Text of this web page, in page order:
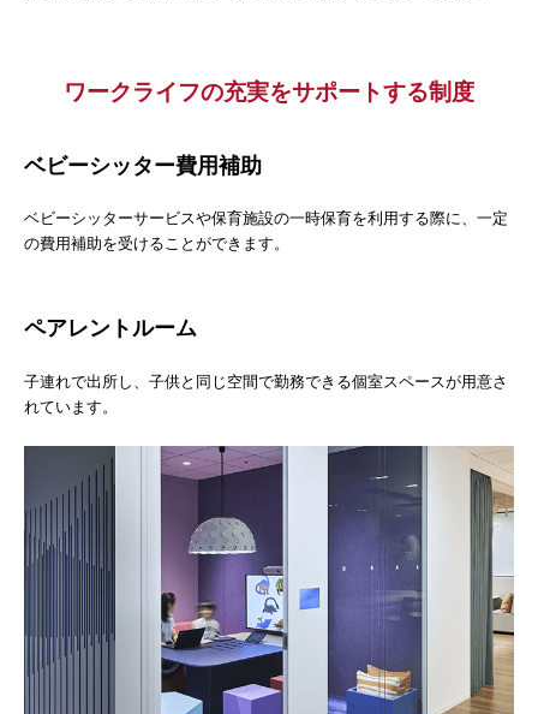
ワークライフの充実をサポートする制度
ベビーシッター費用補助
ベビーシッターサービスや保育施設の一時保育を利用する際に、一定
の費用補助を受けることができます。
ペアレントルーム
子連れで出所し、子供と同じ空間で勤務できる個室スペースが用意さ
れています。